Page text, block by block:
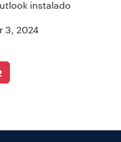
instalado
3, 2024